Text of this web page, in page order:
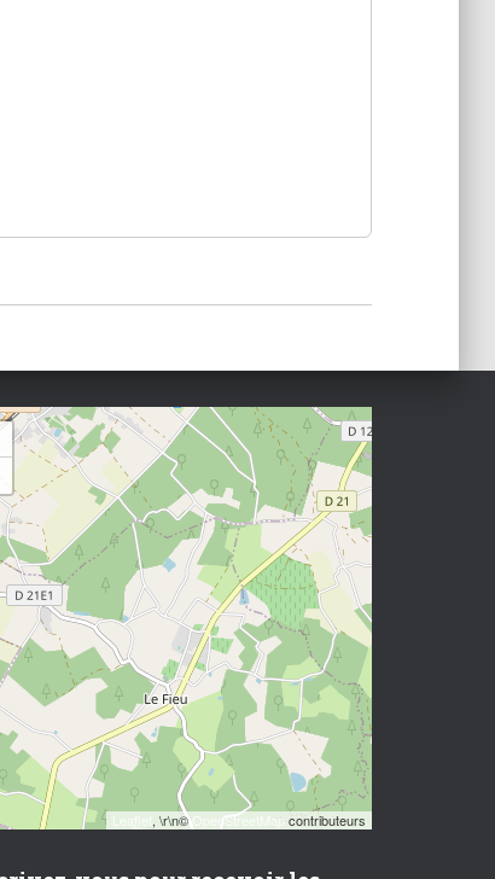
Leaflet, \r\n©OpenStreetMap contributeurs